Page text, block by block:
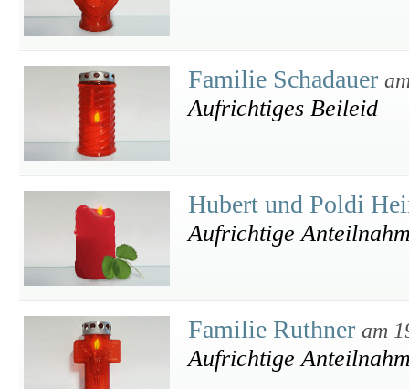
Familie Schadauer
Aufrichtiges Beileid
Hubert und Poldi
Aufrichtige
Familie Ruthner am
Aufrichtige